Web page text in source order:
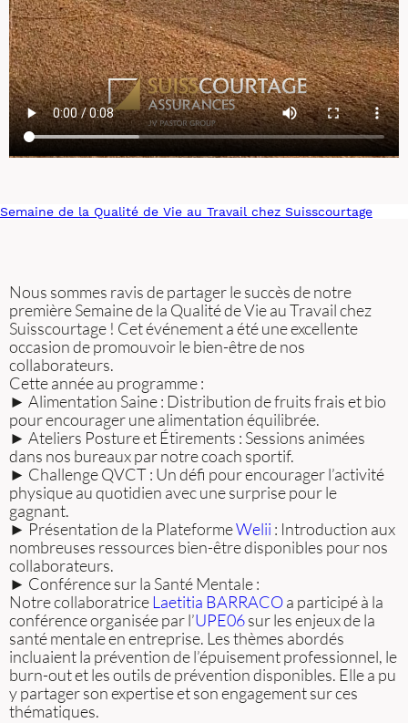
Semaine de la Qualité de Vie au Travail chez Suisscourtage
Nous sommes ravis de partager le succès de notre
première Semaine de la Qualité de Vie au Travail chez
Suisscourtage ! Cet événement a été une excellente
occasion de promouvoir le bien-être de nos
collaborateurs.
Cette année au programme :
► Alimentation Saine : Distribution de fruits frais et bio
pour encourager une alimentation équilibrée.
► Ateliers Posture et Étirements : Sessions animées
dans nos bureaux par notre coach sportif.
► Challenge QVCT : Un défi pour encourager l’activité
physique au quotidien avec une surprise pour le
gagnant.
► Présentation de la PlateformeWelii : Introduction aux
nombreuses ressources bien-être disponibles pour nos
collaborateurs.
► Conférence sur la Santé Mentale :
Notre collaboratriceLaetitia BARRACOa participé à la
conférence organisée par l’UPE06sur les enjeux de la
santé mentale en entreprise. Les thèmes abordés
incluaient la prévention de l’épuisement professionnel, le
burn-out et les outils de prévention disponibles. Elle a pu
y partager son expertise et son engagement sur ces
thématiques.